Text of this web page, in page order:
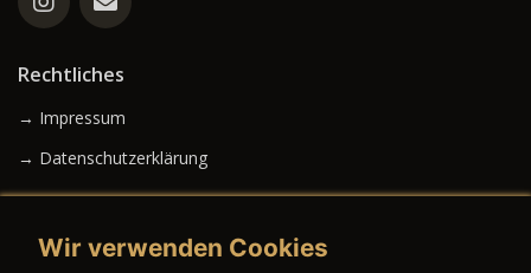
Rechtliches
→ Impressum
→ Datenschutzerklärung
Wir verwenden Cookies